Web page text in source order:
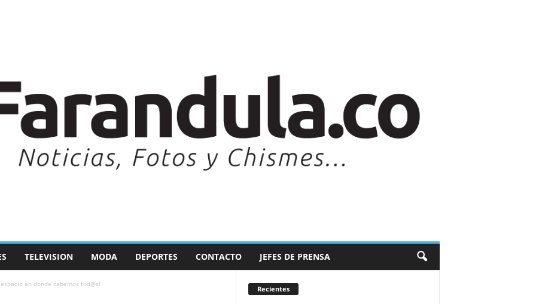
TELEVISION MODA DEPORTES CONTACTO JEFES DE PRENSA
en donde cabemos tod@s!
Recientes